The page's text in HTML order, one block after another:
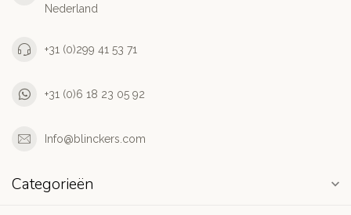
Nederland
+31 (0)299 41 53 71
+31 (0)6 18 23 05 92
Info@blinckers.com
Categorieën